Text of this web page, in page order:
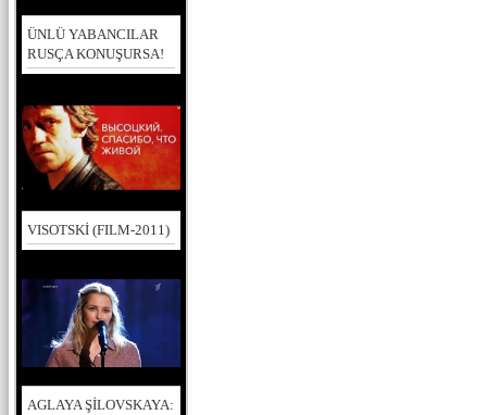
ÜNLÜ YABANCILAR
RUSÇA KONUŞURSA!
VISOTSKİ (FILM-2011)
AGLAYA ŞİLOVSKAYA: